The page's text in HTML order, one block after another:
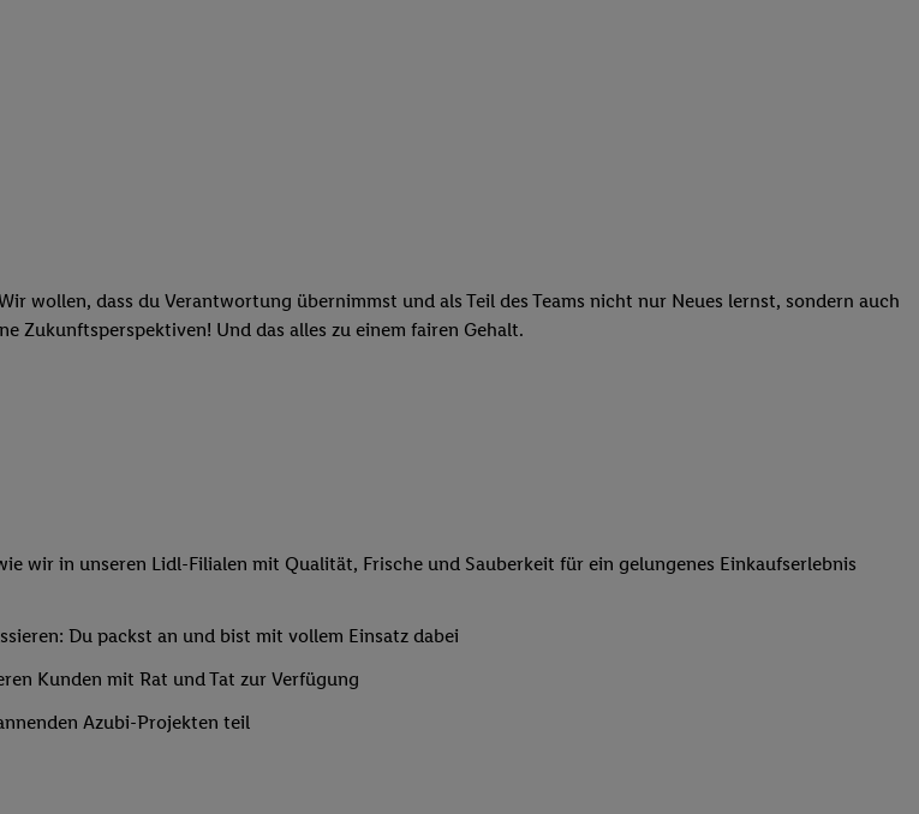
wollen, dass du Verantwortung übernimmst und als Teil des Teams nicht nur Neues lernst, sondern auch
Zukunftsperspektiven! Und das alles zu einem fairen Gehalt.
wir in unseren Lidl-Filialen mit Qualität, Frische und Sauberkeit für ein gelungenes Einkaufserlebnis
Du packst an und bist mit vollem Einsatz dabei
Kunden mit Rat und Tat zur Verfügung
Azubi-Projekten teil